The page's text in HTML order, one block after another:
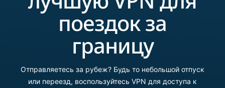
поездок за
границу
Отправляетесь за рубеж? Будь то небольшой отпуск
или переезд, воспользуйтесь VPN для доступа к